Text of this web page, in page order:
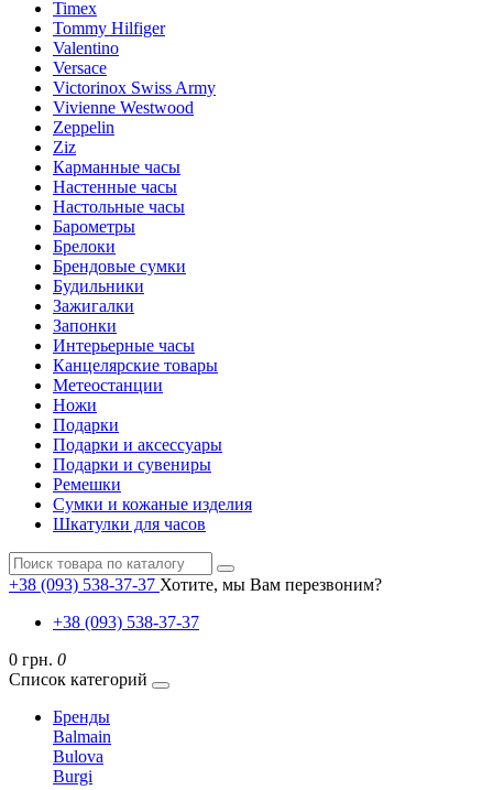
Timex
Tommy Hilfiger
Valentino
Versace
Victorinox Swiss Army
Vivienne Westwood
Zeppelin
Ziz
Карманные часы
Настенные часы
Настольные часы
Барометры
Брелоки
Брендовые сумки
Будильники
Зажигалки
Запонки
Интерьерные часы
Канцелярские товары
Метеостанции
Ножи
Подарки
Подарки и аксессуары
Подарки и сувениры
Ремешки
Сумки и кожаные изделия
Шкатулки для часов
+38 (093) 538-37-37 Хотите, мы Вам перезвоним?
+38 (093) 538-37-37
0 грн. 0
Список категорий
Бренды
Balmain
Bulova
Burgi